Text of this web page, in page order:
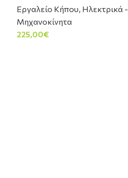
Εργαλείο Κήπου, Ηλεκτρικά -
Μηχανοκίνητα
225,00€